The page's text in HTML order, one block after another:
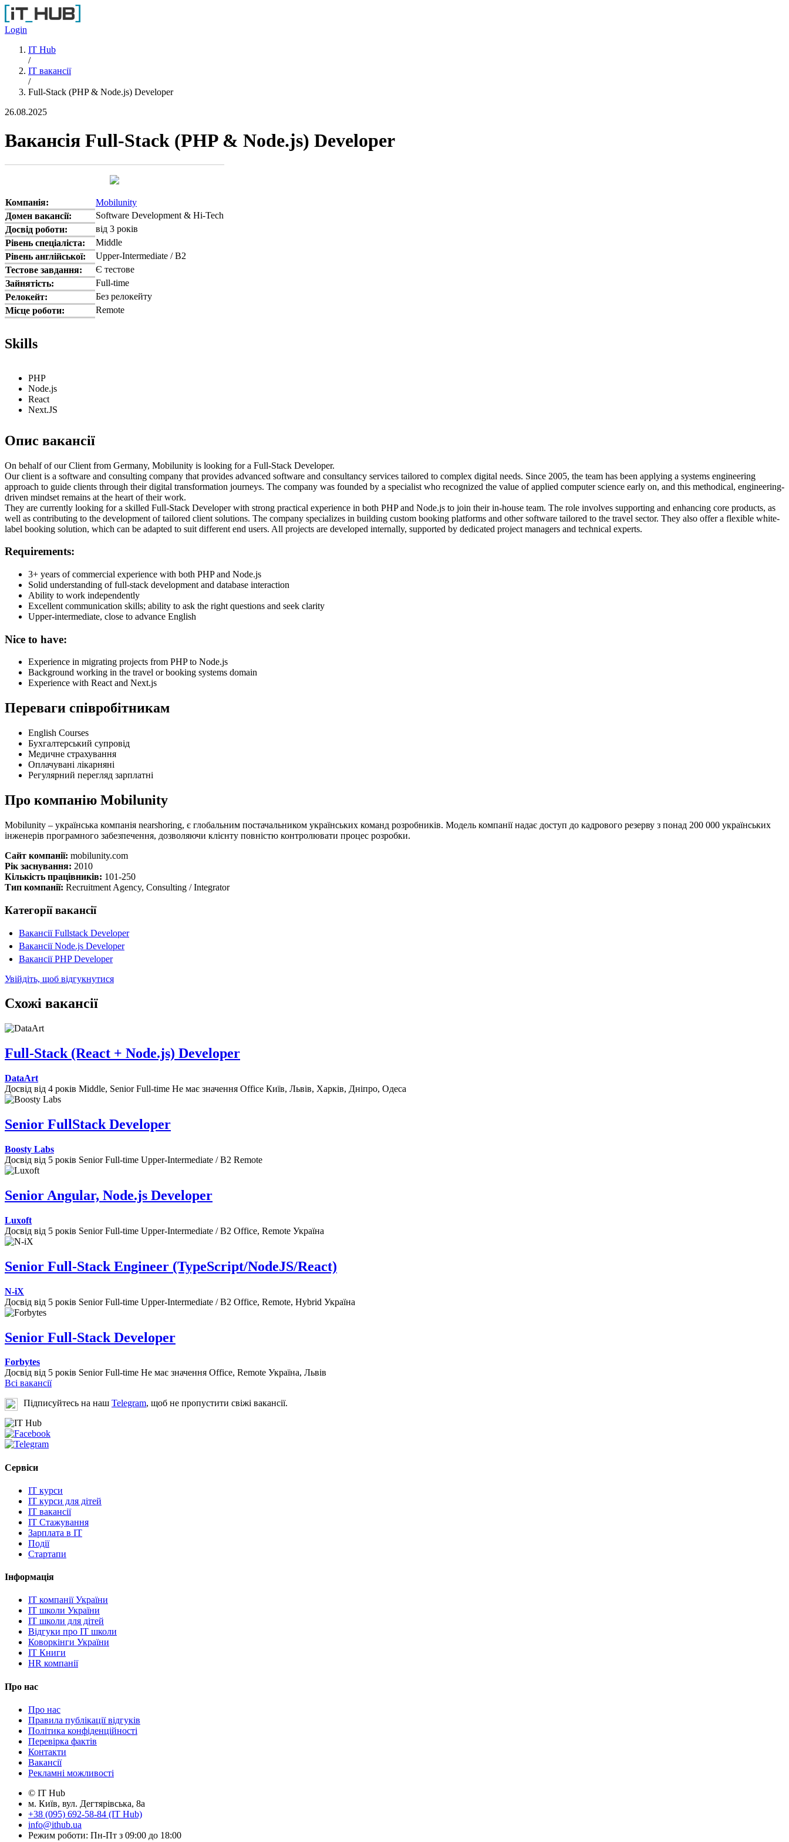
Перейти до основного вмісту
Login
IT Hub
/
IT вакансії
/
Full-Stack (PHP & Node.js) Developer
26.08.2025
Вакансія Full-Stack (PHP & Node.js) Developer
Компанія:
Mobilunity
Домен вакансії:
Software Development & Hi-Tech
Досвід роботи:
від 3 років
Рівень спеціаліста:
Middle
Рівень англійської:
Upper-Intermediate / B2
Тестове завдання:
Є тестове
Зайнятість:
Full-time
Релокейт:
Без релокейту
Місце роботи:
Remote
Skills
PHP
Node.js
React
Next.JS
Опис вакансії
On behalf of our Client from Germany, Mobilunity is looking for a Full-Stack Developer.
Our client is a software and consulting company that provides advanced software and consultancy services tailored to complex digital needs. Since 2005, the team has been applying a systems engineering
approach to guide clients through their digital transformation journeys. The company was founded by a specialist who recognized the value of applied computer science early on, and this methodical, engineering-
driven mindset remains at the heart of their work.
They are currently looking for a skilled Full-Stack Developer with strong practical experience in both PHP and Node.js to join their in-house team. The role involves supporting and enhancing core products, as
well as contributing to the development of tailored client solutions. The company specializes in building custom booking platforms and other software tailored to the travel sector. They also offer a flexible white-
label booking solution, which can be adapted to suit different end users. All projects are developed internally, supported by dedicated project managers and technical experts.
Requirements:
3+ years of commercial experience with both PHP and Node.js
Solid understanding of full-stack development and database interaction
Ability to work independently
Excellent communication skills; ability to ask the right questions and seek clarity
Upper-intermediate, close to advance English
Nice to have:
Experience in migrating projects from PHP to Node.js
Background working in the travel or booking systems domain
Experience with React and Next.js
Переваги співробітникам
English Courses
Бухгалтерський супровід
Медичне страхування
Оплачувані лікарняні
Регулярний перегляд зарплатні
Про компанію Mobilunity
Mobilunity – українська компанія nearshoring, є глобальним постачальником українських команд розробників. Модель компанії надає доступ до кадрового резерву з понад 200 000 українських
інженерів програмного забезпечення, дозволяючи клієнту повністю контролювати процес розробки.
Сайт компанії: mobilunity.com
Рік заснування: 2010
Кількість працівників: 101-250
Тип компанії: Recruitment Agency, Consulting / Integrator
Категорії вакансії
Вакансії Fullstack Developer
Вакансії Node.js Developer
Вакансії PHP Developer
Увійдіть, щоб відгукнутися
Схожі вакансії
Full-Stack (React + Node.js) Developer
DataArt
Досвід від 4 років Middle, Senior Full-time Не має значення Office Київ, Львів, Харків, Дніпро, Одеса
Senior FullStack Developer
Boosty Labs
Досвід від 5 років Senior Full-time Upper-Intermediate / B2 Remote
Senior Angular, Node.js Developer
Luxoft
Досвід від 5 років Senior Full-time Upper-Intermediate / B2 Office, Remote Україна
Senior Full-Stack Engineer (TypeScript/NodeJS/React)
N-iX
Досвід від 5 років Senior Full-time Upper-Intermediate / B2 Office, Remote, Hybrid Україна
Senior Full-Stack Developer
Forbytes
Досвід від 5 років Senior Full-time Не має значення Office, Remote Україна, Львів
Всі вакансії
Підписуйтесь на наш Telegram, щоб не пропустити свіжі вакансії.
Сервіси
IT курси
IT курси для дітей
IT вакансії
IT Стажування
Зарплата в IT
Події
Стартапи
Інформація
IT компанії України
IT школи України
IT школи для дітей
Відгуки про IT школи
Коворкінги України
IT Книги
HR компанії
Про нас
Про нас
Правила публікації відгуків
Політика конфіденційності
Перевірка фактів
Контакти
Вакансії
Рекламні можливості
© IT Hub
м. Київ, вул. Дегтярівська, 8а
+38 (095) 692-58-84 (IT Hub)
info@ithub.ua
Режим роботи: Пн-Пт з 09:00 до 18:00